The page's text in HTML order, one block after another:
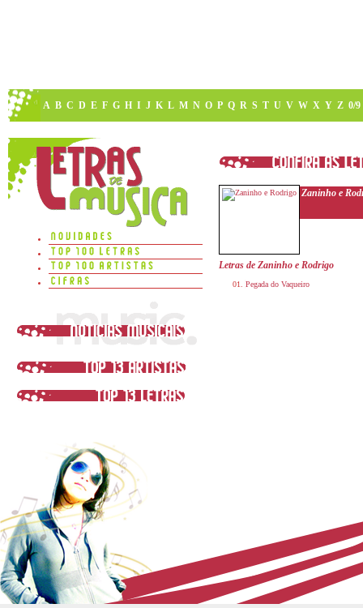
A B C D E F G H I J K L M N O P Q R S T U V W X Y Z 0/9
Zaninho e
Letras de Zaninho e Rodrigo
Pegada do Vaqueiro